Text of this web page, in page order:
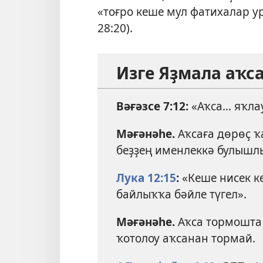
«тоғро кеше мул фатихалар
28:20).
Изге Яҙмала
Вәғәзсе 7:12: «Аҡса...
Мәғәнәһе.Аҡсаға дөрөҫ
беҙҙең именлеккә
Лука 12:15: «Кеше нисек
байлыҡҡа бәйле түгел».
Мәғәнәһе.Аҡса
ҡотолоу аҡсанан тормай.